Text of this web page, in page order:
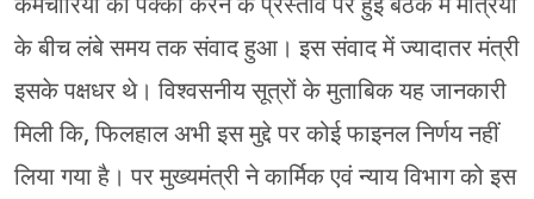
के बीच लंबे समय तक संवाद हुआ। इस संवाद में ज्यादातर मंत्री
इसके पक्षधर थे। विश्वसनीय सूत्रों के मुताबिक यह जानकारी
मिली कि, फिलहाल अभी इस मुद्दे पर कोई फाइनल निर्णय नहीं
लिया गया है। पर मुख्यमंत्री ने कार्मिक एवं न्याय विभाग को इस